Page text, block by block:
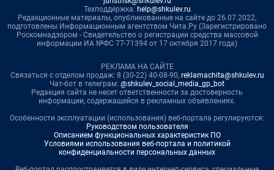
Техподдержка: help@shkulev.ru
Редакционные материалы, опубликованные на сайте до 26.07.2022,
подготовлены Информационным агентством Чита.Ру (Зарегистрировано
Роскомнадзором - Свидетельство о регистрации средства массовой
информации ИА №ФС 77-71394 от 17 октября 2017 года)
РЕКЛАМА НА САЙТЕ
Связаться с отделом продаж: 8 (30-22) 40-08-90, reklamachita@shkulev.ru
Чат-бот в телеграм: @shkulev_social_media_gp_bot
Редакция сайта не несет ответственности за достоверность
информации, содержащейся в рекламных объявлениях.
Особенности эксплуатации (использования) веб-портала регулируются:
Руководством пользователя
Описанием функциональных характеристик ПО
Условиями использования веб-портала и политикой
конфиденциальности персональных данных